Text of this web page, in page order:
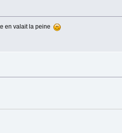
en valait la peine